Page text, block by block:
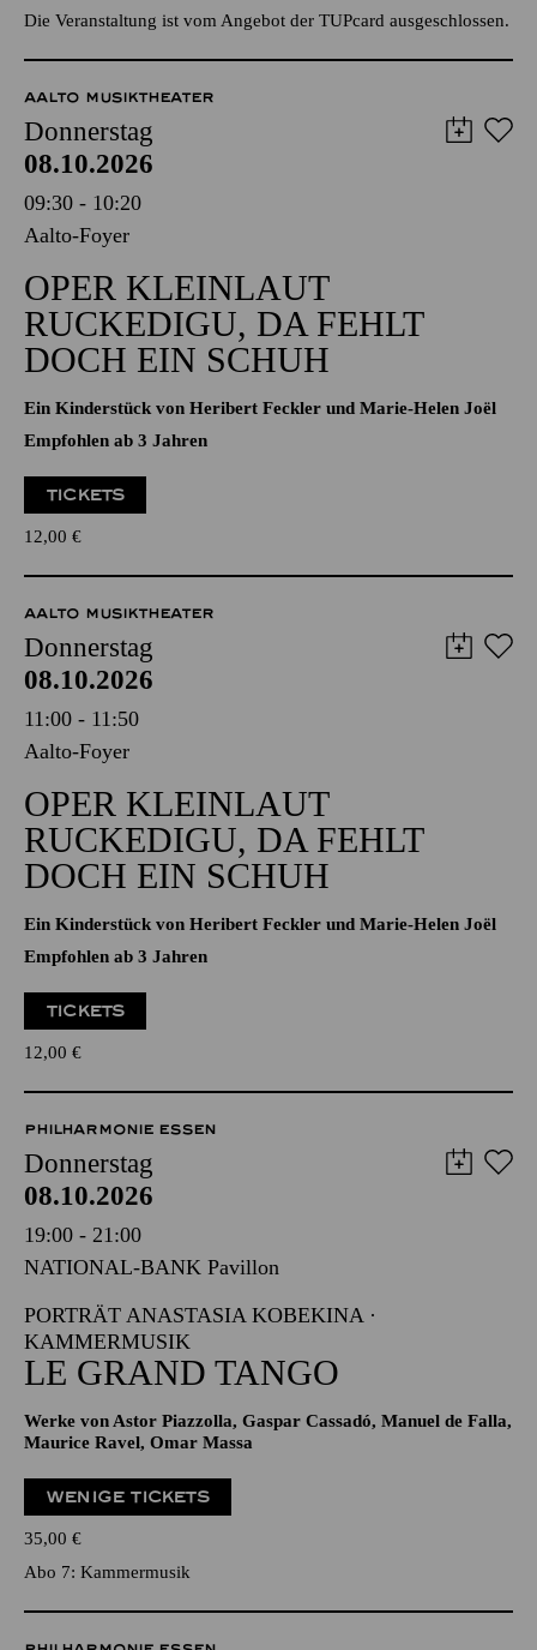
TICKETS
Externer Kartenverkauf
Die Veranstaltung ist vom Angebot der TUPcard ausgeschlossen.
AALTO MUSIKTHEATER
Donnerstag
08.10.2026
09:30 - 10:20
Aalto-Foyer
OPER KLEINLAUT
RUCKEDIGU, DA FEHLT
DOCH EIN SCHUH
Ein Kinderstück von Heribert Feckler und Marie-Helen Joël
Empfohlen ab 3 Jahren
12,00€
AALTO MUSIKTHEATER
Donnerstag
08.10.2026
11:00 - 11:50
Aalto-Foyer
OPER KLEINLAUT
RUCKEDIGU, DA FEHLT
DOCH EIN SCHUH
Ein Kinderstück von Heribert Feckler und Marie-Helen Joël
Empfohlen ab 3 Jahren
12,00€
PHILHARMONIE ESSEN
Donnerstag
08.10.2026
19:00 - 21:00
NATIONAL-BANK Pavillon
PORTRÄT ANASTASIA KOBEKINA ·
KAMMERMUSIK
LE GRAND TANGO
Werke von Astor Piazzolla, Gaspar Cassadó, Manuel de Falla,
Maurice Ravel, Omar Massa
WENIGE TICKETS
35,00€
Abo 7: Kammermusik